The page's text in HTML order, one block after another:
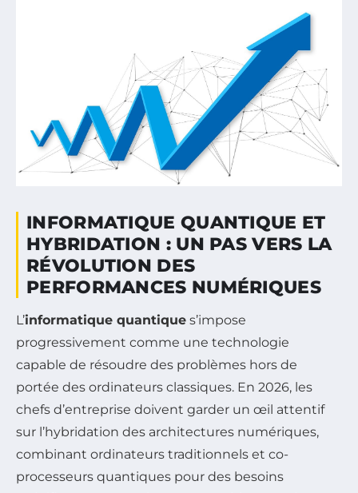
INFORMATIQUE QUANTIQUE ET
HYBRIDATION : UN PAS VERS LA
RÉVOLUTION DES
PERFORMANCES NUMÉRIQUES
L’informatique quantique s’impose
progressivement comme une technologie
capable de résoudre des problèmes hors de
portée des ordinateurs classiques. En 2026, les
chefs d’entreprise doivent garder un œil attentif
sur l’hybridation des architectures numériques,
combinant ordinateurs traditionnels et co-
processeurs quantiques pour des besoins